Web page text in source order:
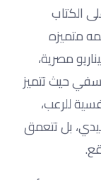
الكتاب
متميزه
مصرية،
حيث تتميز
للرعب،
بل تتعمق